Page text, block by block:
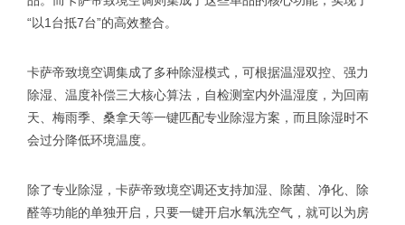
“以1台抵7台”的高效整合。
卡萨帝致境空调集成了多种除湿模式，可根据温湿双控、强力
除湿、温度补偿三大核心算法，自检测室内外温湿度，为回南
天、梅雨季、桑拿天等一键匹配专业除湿方案，而且除湿时不
会过分降低环境温度。
除了专业除湿，卡萨帝致境空调还支持加湿、除菌、净化、除
醛等功能的单独开启，只要一键开启水氧洗空气，就可以为房